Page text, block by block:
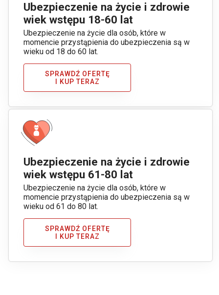
Ubezpieczenie na życie i zdrowie
wiek wstępu 18-60 lat
Ubezpieczenie na życie dla osób, które w
momencie przystąpienia do ubezpieczenia są w
wieku od 18 do 60 lat.
SPRAWDŹ OFERTĘ
I KUP TERAZ
Ubezpieczenie na życie i zdrowie
wiek wstępu 61-80 lat
Ubezpieczenie na życie dla osób, które w
momencie przystąpienia do ubezpieczenia są w
wieku od 61 do 80 lat.
SPRAWDŹ OFERTĘ
I KUP TERAZ